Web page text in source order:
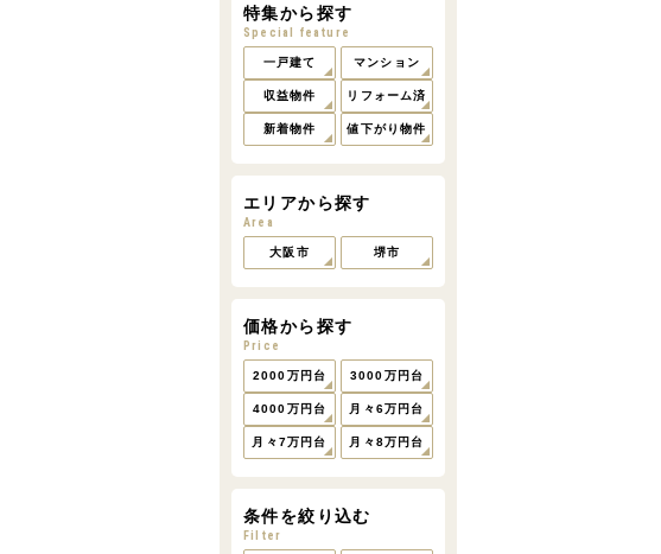
特集から探す
Special feature
一戸建て マンション
収益物件 リフォーム済
新着物件 値下がり物件
エリアから探す
Area
大阪市 堺市
価格から探す
Price
2000万円台 3000万円台
4000万円台 月々6万円台
月々7万円台 月々8万円台
条件を絞り込む
Filter